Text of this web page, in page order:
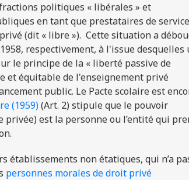
politiques « libérales » et
en tant que prestataires de
(dit « libre »). Cette situation a
respectivement, à l'issue desquelles
le principe de la « liberté passive de
et équitable de l'enseignement privé
public. Le Pacte scolaire est
(1959)(Art. 2) stipule que le pouvoir
est la personne ou l’entité qui
non étatiques, qui n’a
personnes morales de droit privé